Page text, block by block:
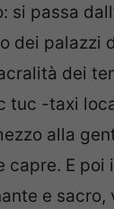
si passa
dei palazzi
dei
tuc -taxi
alla
capre. E poi
e